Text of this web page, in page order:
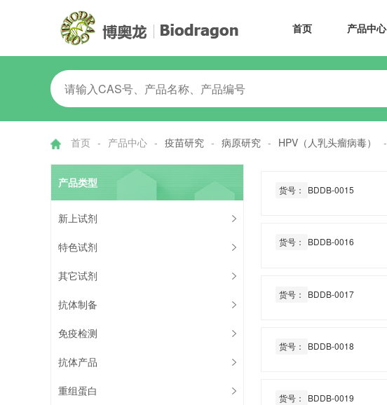
首页 产品中心
首页 - 产品中心 - 疫苗研究 - 病原研究 - HPV（人乳头瘤病毒） -
产品类型
新上试剂
特色试剂
其它试剂
抗体制备
免疫检测
抗体产品
重组蛋白
货号： BDDB-0015
货号： BDDB-0016
货号： BDDB-0017
货号： BDDB-0018
货号： BDDB-0019